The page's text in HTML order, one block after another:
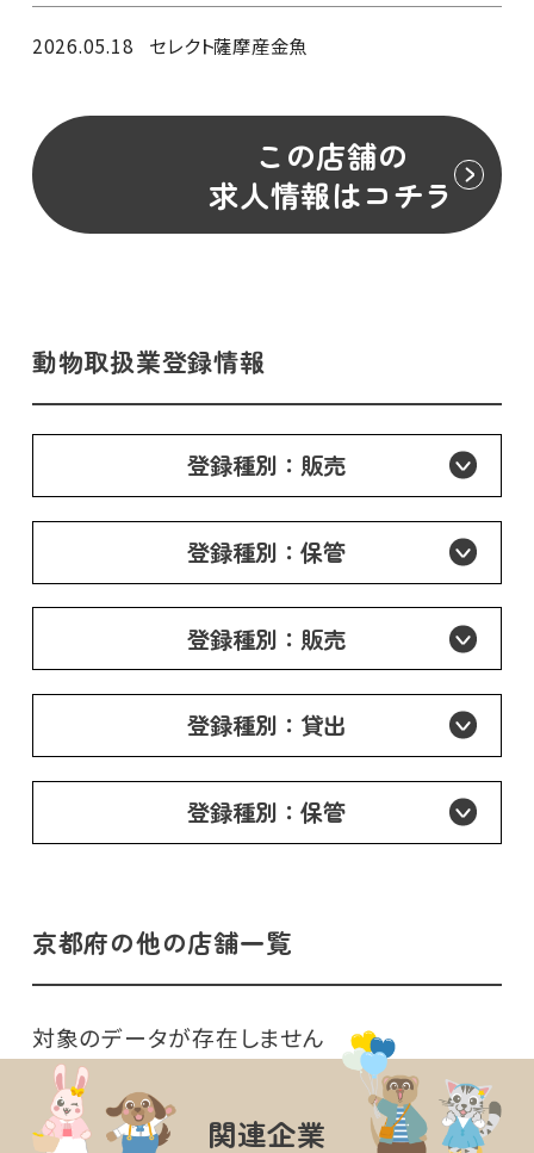
2026.05.18 セレクト薩摩産金魚
この店舗の
求人情報はコチラ
動物取扱業登録情報
登録種別：販売
登録種別：保管
登録種別：販売
登録種別：貸出
登録種別：保管
京都府の他の店舗一覧
対象のデータが存在しません
関連企業